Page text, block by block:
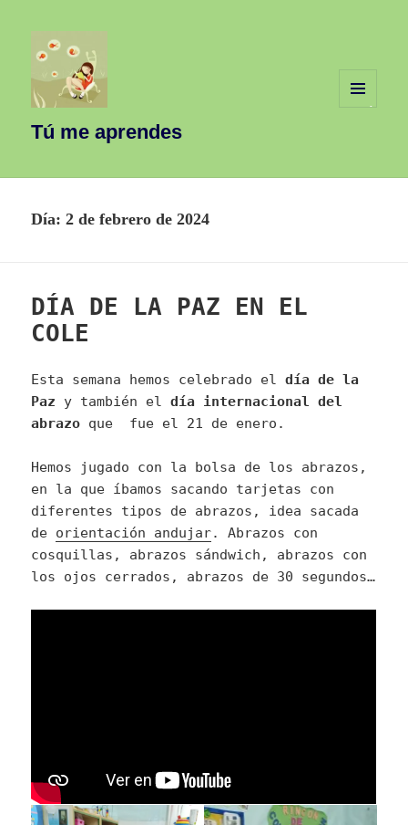
Tú me aprendes
Día:2 de febrero de 2024
DÍA DE LA PAZ EN EL
COLE
Esta semana hemos celebrado eldía de la
Paz y también eldía internacional del
abrazo que fue el 21 de enero.
Hemos jugado con la bolsa de los abrazos,
en la que íbamos sacando tarjetas con
diferentes tipos de abrazos, idea sacada
de orientación andujar. Abrazos con
cosquillas, abrazos sándwich, abrazos con
los ojos cerrados, abrazos de 30 segundos…